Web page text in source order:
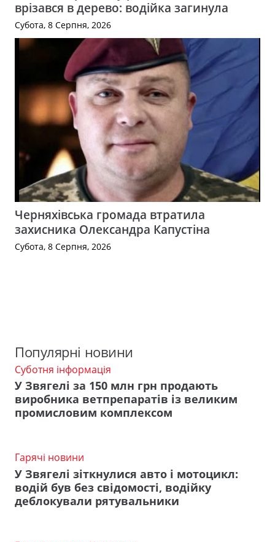
врізався в дерево: водійка загинула
Субота, 8 Серпня, 2026
Черняхівська громада втратила
захисника Олександра Капустіна
Субота, 8 Серпня, 2026
Популярні новини
Суботня інформація
У Звягелі за 150 млн грн продають
виробника ветпрепаратів із великим
промисловим комплексом
Гарячі новини
У Звягелі зіткнулися авто і мотоцикл:
водій був без свідомості, водійку
деблокували рятувальники